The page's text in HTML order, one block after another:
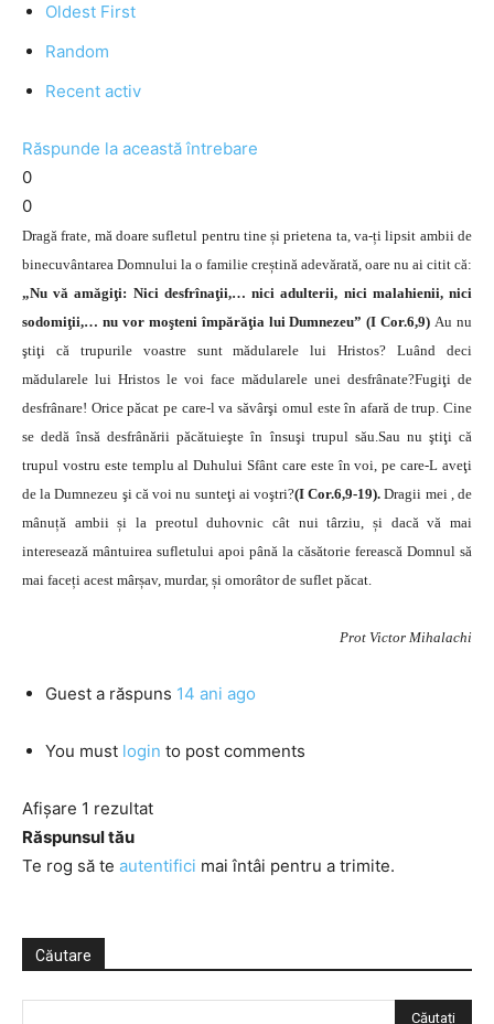
Oldest First
Random
Recent activ
Răspunde la această întrebare
0
0
Dragă frate, mă doare sufletul pentru tine și prietena ta, va-ți lipsit ambii de
binecuvântarea Domnului la o familie creștină adevărată, oare nu ai citit că:
„Nu vă amăgiţi: Nici desfrînaţii,… nici adulterii, nici malahienii, nici
sodomiţii,… nu vor moşteni împărăţia lui Dumnezeu” (I Cor.6,9)Au nu
ştiţi că trupurile voastre sunt mădularele lui Hristos? Luând deci
mădularele lui Hristos le voi face mădularele unei desfrânate?Fugiţi de
desfrânare! Orice păcat pe care-l va săvârşi omul este în afară de trup. Cine
se dedă însă desfrânării păcătuieşte în însuşi trupul său.Sau nu ştiţi că
trupul vostru este templu al Duhului Sfânt care este în voi, pe care-L aveţi
de la Dumnezeu şi că voi nu sunteţi ai voştri?(I Cor.6,9-19).Dragii mei , de
mânuță ambii și la preotul duhovnic cât nui târziu, și dacă vă mai
interesează mântuirea sufletului apoi până la căsătorie ferească Domnul să
mai faceți acest mârșav, murdar, și omorâtor de suflet păcat.
Prot Victor Mihalachi
Guest a răspuns 14 ani ago
You must login to post comments
Afișare 1 rezultat
Răspunsul tău
Te rog să te autentifici mai întâi pentru a trimite.
Căutare